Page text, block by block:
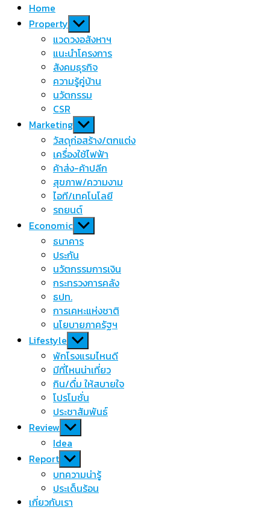
Home
Property Show
sub
menu
แวดวงอสังหาฯ
แนะนำโครงการ
สังคมธุรกิจ
ความรู้คู่บ้าน
นวัตกรรม
CSR
Marketing Show
sub
menu
วัสดุก่อสร้าง/ตกแต่ง
เครื่องใช้ไฟฟ้า
ค้าส่ง-ค้าปลีก
สุขภาพ/ความงาม
ไอที/เทคโนโลยี
รถยนต์
Economic Show
sub
menu
ธนาคาร
ประกัน
นวัตกรรมการเงิน
กระทรวงการคลัง
ธปท.
การเคหะแห่งชาติ
นโยบายภาครัฐฯ
Lifestyle Show
sub
menu
พักโรงแรมไหนดี
มีที่ไหนน่าเที่ยว
กิน/ดื่ม ให้สบายใจ
โปรโมชั่น
ประชาสัมพันธ์
Review Show
sub
menu
Idea
Report Show
sub
menu
บทความน่ารู้
ประเด็นร้อน
เกี่ยวกับเรา